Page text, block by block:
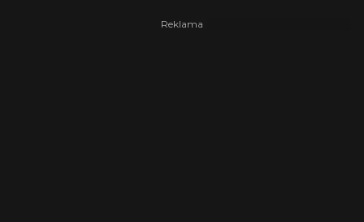
obzvláště hodně, proto jsme pro vás vybrali ty nejhezčí a